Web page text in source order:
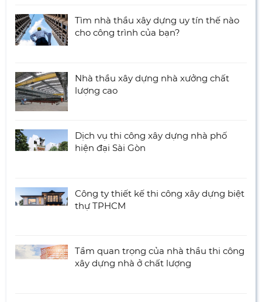
Tìm nhà thầu xây dựng uy tín thế nào
cho công trình của bạn?
Nhà thầu xây dựng nhà xưởng chất
lượng cao
Dịch vụ thi công xây dựng nhà phố
hiện đại Sài Gòn
Công ty thiết kế thi công xây dựng biệt
thự TPHCM
Tầm quan trọng của nhà thầu thi công
xây dựng nhà ở chất lượng